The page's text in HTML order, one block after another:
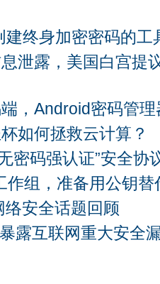
建终身加密密码的工
泄露，美国白宫提
，Android密码管
如何拯救云计算？
密码强认证”安全协
作组，准备用公钥替
安全话题回顾
露互联网重大安全